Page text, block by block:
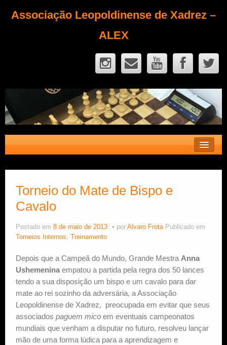
Associação Leopoldinense de Xadrez –
ALEX
Fique Sócio
Quem Somos?
Calendário
Torneio do Mate de Bispo e
Cavalo
Postado em 8 de maio de 2013 por Alvaro Frota Publicado em
Torneios Internos, Treinamento
Depois que a Campeã do Mundo, Grande Mestra Anna
Ushemenina empatou a partida pela regra dos 50 lances
tendo a sua disposição um bispo e um cavalo para dar
mate ao rei sozinho da adversária, a Associação
Leopoldinense de Xadrez, preocupada em evitar que seus
associados paguem mico em eventuais campeonatos
mundiais que venham a disputar no futuro, resolveu lançar
mão de uma forma lúdica para a aprendizagem e